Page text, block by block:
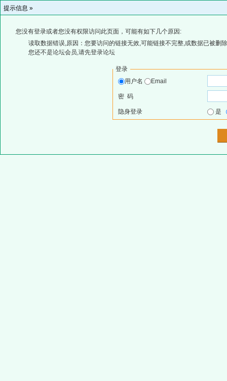
提示信息 »
您没有登录或者您没有权限访问此页面，可能有如下几个原因:
读取数据错误,原因：您要访问的链接无效,可能链接不完整,或数据已被删
您还不是论坛会员,请先登录论坛
登录
用户名
Email
密 码
隐身登录 是